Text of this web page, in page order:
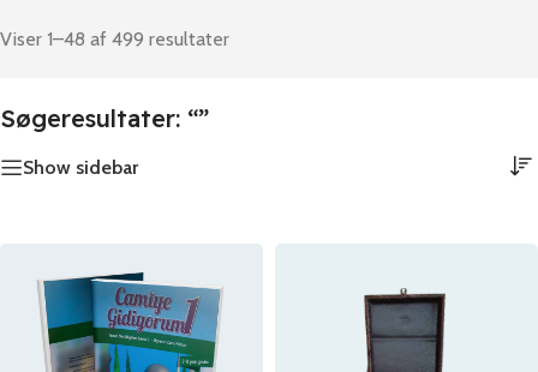
Viser 1–48 af 499 resultater
Søgeresultater: “”
Show sidebar